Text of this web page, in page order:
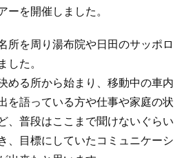
ーを開催しました。
所を周り湯布院や日田のサッポロ
した。
める所から始まり、移動中の車内
を語っている方や仕事や家庭の状
、普段はここまで聞けないぐらい
、目標にしていたコミュニケーシ